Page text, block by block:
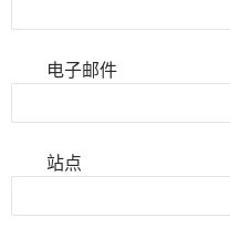
电子邮件
站点